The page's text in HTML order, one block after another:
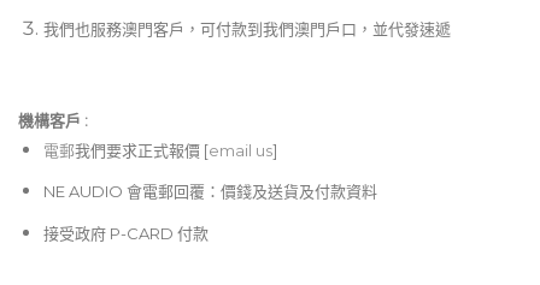
我們也服務澳門客戶，可付款到我們澳門戶口，並代發速遞
機構客戶 :​
電郵我們要求正式報價 [email us]
NE AUDIO 會電郵回覆：價錢及送貨及付款資料
接受政府 P-CARD 付款